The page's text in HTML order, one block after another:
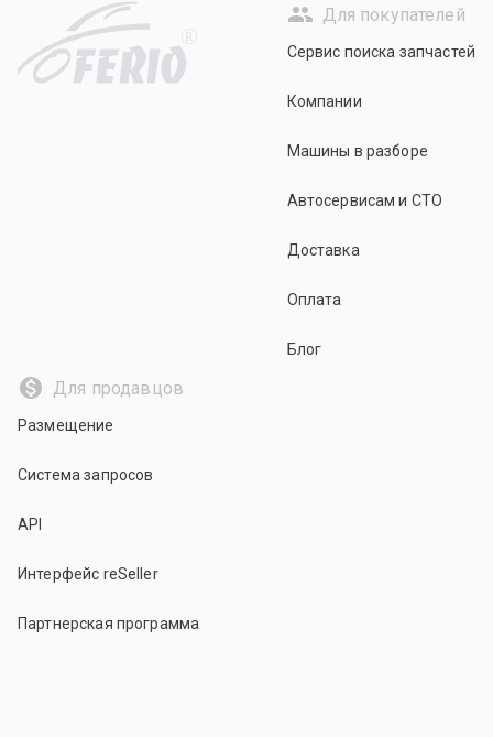
R
Для покупателей
Сервис поиска запчастей
Компании
Машины в разборе
Автосервисам и СТО
Доставка
Оплата
Блог
Для продавцов
Размещение
Система запросов
API
Интерфейс reSeller
Партнерская программа